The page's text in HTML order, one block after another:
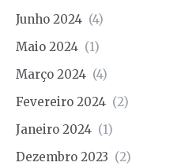
Junho 2024 (4)
Maio 2024 (1)
Março 2024 (4)
Fevereiro 2024 (2)
Janeiro 2024 (1)
Dezembro 2023 (2)